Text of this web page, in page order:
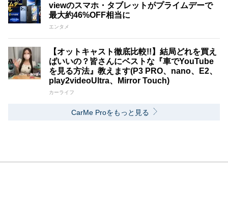
viewのスマホ・タブレットがプライムデーで
最大約46%OFF相当に
エンタメ
【オットキャスト徹底比較!!】結局どれを買え
ばいいの？皆さんにベストな『車でYouTube
を見る方法』教えます(P3 PRO、nano、E2、
play2videoUltra、Mirror Touch)
カーライフ
CarMe Proをもっと見る